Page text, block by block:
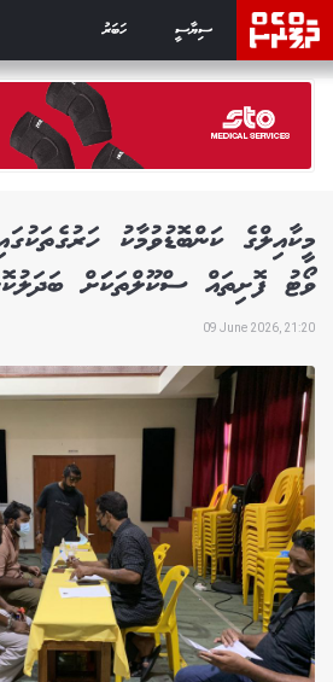
ސިޔާސީ ހަބަރު
މީކާއިލްގެ ކަންބޮޑުވުމާކު
ވޯޓު ފޮށިތައް ސްކޫލްތަކަަށް
09 June 2026, 21:20